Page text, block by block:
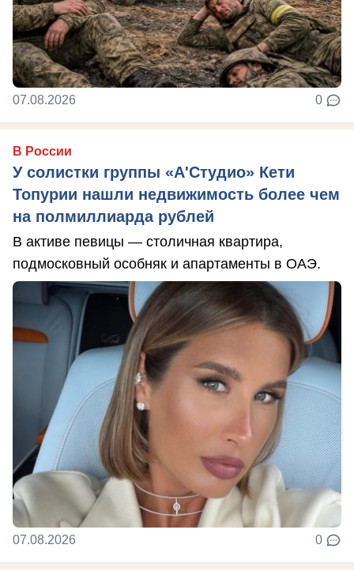
07.08.2026 0
В России
У солистки группы «А'Студио» Кети
Топурии нашли недвижимость более чем
на полмиллиарда рублей
В активе певицы — столичная квартира,
подмосковный особняк и апартаменты в ОАЭ.
07.08.2026 0